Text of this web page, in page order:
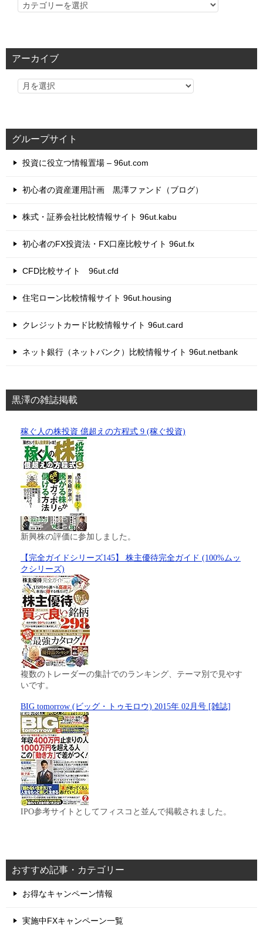
カ
リ
アーカイブ
グループサイト
投資に役立つ情報置場 – 96ut.com
初心者の資産運用計画 黒澤ファンド（ブログ）
株式・証券会社比較情報サイト 96ut.kabu
初心者のFX投資法・FX口座比較サイト 96ut.fx
CFD比較サイト 96ut.cfd
住宅ローン比較情報サイト 96ut.housing
クレジットカード比較情報サイト 96ut.card
ネット銀行（ネットバンク）比較情報サイト 96ut.netbank
黒澤の雑誌掲載
稼ぐ人の株投資 億超えの方程式 9 (稼ぐ投資)
新興株の評価に参加しました。
【完全ガイドシリーズ145】 株主優待完全ガイド (100%ムッ
クシリーズ)
複数のトレーダーの集計でのランキング、テーマ別で見やす
いです。
BIG tomorrow (ビッグ・トゥモロウ) 2015年 02月号 [雑誌]
IPO参考サイトとしてフィスコと並んで掲載されました。
おすすめ記事・カテゴリー
お得なキャンペーン情報
実施中FXキャンペーン一覧